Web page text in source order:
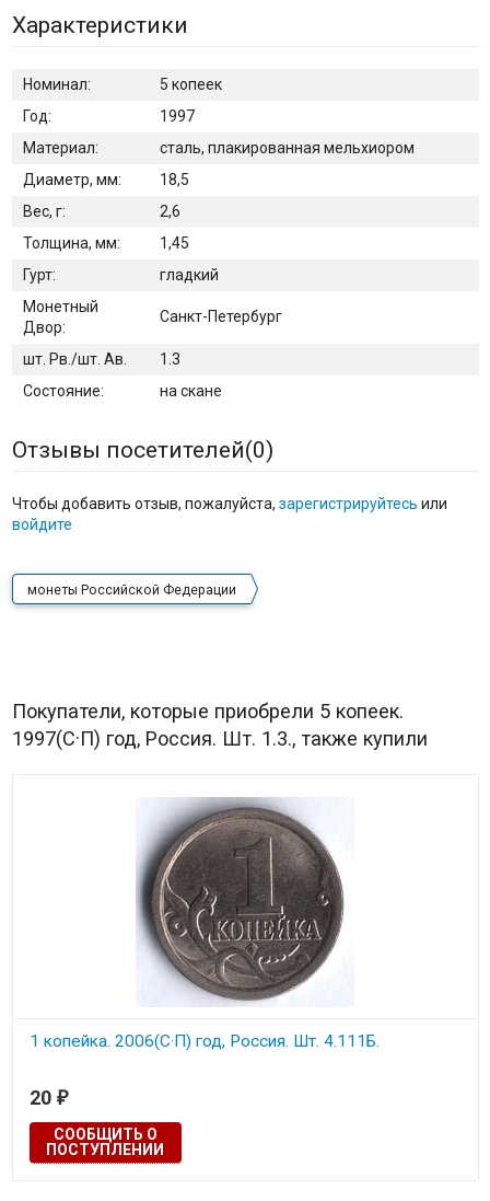
Характеристики
Номинал:
5 копеек
Год:
1997
Материал:
сталь, плакированная мельхиором
Диаметр, мм:
18,5
Вес, г:
2,6
Толщина, мм:
1,45
Гурт:
гладкий
Монетный
Двор:
Санкт-Петербург
шт. Рв./шт. Ав.
1.3
Состояние:
на скане
Отзывы посетителей(0)
Чтобы добавить отзыв, пожалуйста, зарегистрируйтесь или
войдите
монеты Российской Федерации
Покупатели, которые приобрели 5 копеек.
1997(С·П) год, Россия. Шт. 1.3., также купили
1 копейка. 2006(С·П) год, Россия. Шт. 4.111Б.
20 ₽
СООБЩИТЬ О
ПОСТУПЛЕНИИ